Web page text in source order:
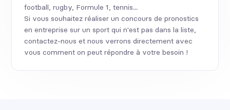
football, rugby, Formule 1, tennis...
Si vous souhaitez réaliser un concours de pronostics
en entreprise sur un sport qui n'est pas dans la liste,
contactez-nous et nous verrons directement avec
vous comment on peut répondre à votre besoin !